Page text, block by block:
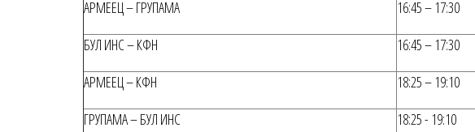
АРМЕЕЦ – ГРУПАМА
16:45 – 17:30
БУЛ ИНС – КФН
16:45 – 17:30
АРМЕЕЦ – КФН
18:25 – 19:10
ГРУПАМА – БУЛ ИНС
18:25 - 19:10